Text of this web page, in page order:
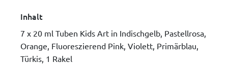
Inhalt
7 x 20 ml Tuben Kids Art in Indischgelb, Pastellrosa,
Orange, Fluoreszierend Pink, Violett, Primärblau,
Türkis, 1 Rakel